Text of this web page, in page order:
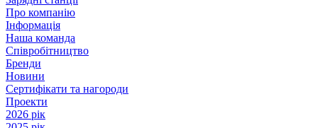
Про компанію
Інформація
Наша команда
Співробітництво
Бренди
Новини
Сертифікати та нагороди
Проекти
2026 рік